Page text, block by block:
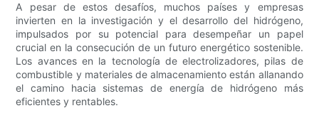
A pesar de estos desafíos, muchos países y empresas
invierten en la investigación y el desarrollo del hidrógeno,
impulsados ​​por su potencial para desempeñar un papel
crucial en la consecución de un futuro energético sostenible.
Los avances en la tecnología de electrolizadores, pilas de
combustible y materiales de almacenamiento están allanando
el camino hacia sistemas de energía de hidrógeno más
eficientes y rentables.